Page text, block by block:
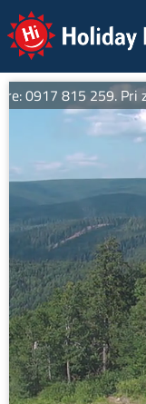
Holiday
0917 815 259. Pri